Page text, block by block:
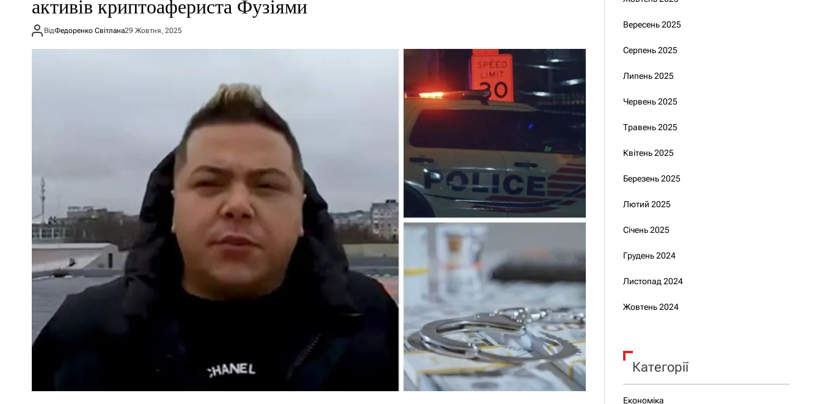
активів криптоафериста Фузіями
ВідФедоренко Світлана29 Жовтня, 2025
Вересень 2025
Серпень 2025
Липень 2025
Червень 2025
Травень 2025
Квітень 2025
Березень 2025
Лютий 2025
Січень 2025
Грудень 2024
Листопад 2024
Жовтень 2024
Категорії
Економіка